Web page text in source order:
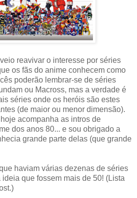
reavivar o interesse por séries
os fãs do anime conhecem como
poderão lembrar-se de séries
ou Macross, mas a verdade é
séries onde os heróis são estes
(de maior ou menor dimensão).
acompanha as intros de
dos anos 80... e sou obrigado a
grande parte delas (que grande
haviam várias dezenas de séries
que fossem mais de 50! (Lista